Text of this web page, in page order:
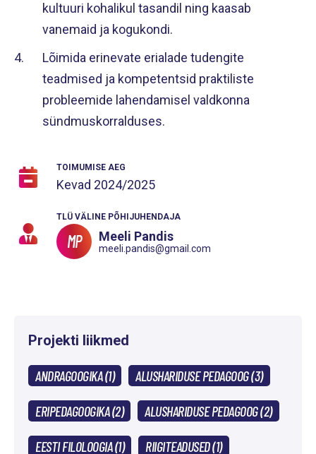
kultuuri kohalikul tasandil ning kaasab
vanemaid ja kogukondi.
Lõimida erinevate erialade tudengite
teadmised ja kompetentsid praktiliste
probleemide lahendamisel valdkonna
sündmuskorralduses.
TOIMUMISE AEG
Kevad 2024/2025
TLÜ VÄLINE PÕHIJUHENDAJA
MP Meeli Pandis
meeli.pandis@gmail.com
Projekti liikmed
ANDRAGOOGIKA (1) ALUSHARIDUSE PEDAGOOG (3)
ERIPEDAGOOGIKA (2) ALUSHARIDUSE PEDAGOOG (2)
EESTI FILOLOOGIA (1) RIIGITEADUSED (1)